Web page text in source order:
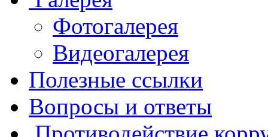
Фотогалерея
Видеогалерея
Полезные ссылки
Вопросы и ответы